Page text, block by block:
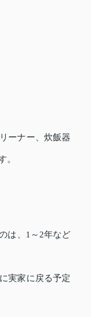
ーナー、炊飯器
。
は、1～2年など
実家に戻る予定